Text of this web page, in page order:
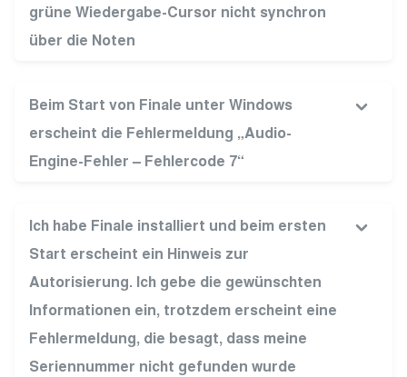
grüne Wiedergabe-Cursor nicht synchron
über die Noten
Beim Start von Finale unter Windows
erscheint die Fehlermeldung „Audio-
Engine-Fehler – Fehlercode 7“
Ich habe Finale installiert und beim ersten
Start erscheint ein Hinweis zur
Autorisierung. Ich gebe die gewünschten
Informationen ein, trotzdem erscheint eine
Fehlermeldung, die besagt, dass meine
Seriennummer nicht gefunden wurde